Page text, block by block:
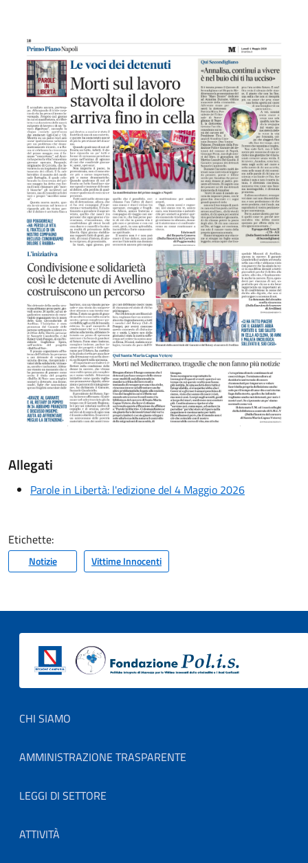
Allegati
Parole in Libertà: l'edizione del 4 Maggio 2026
Etichette:
Notizie Vittime Innocenti
Footer menu
CHI SIAMO
AMMINISTRAZIONE TRASPARENTE
LEGGI DI SETTORE
ATTIVITÀ